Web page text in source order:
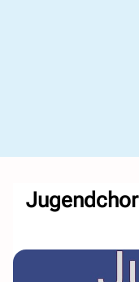
Jugendchor